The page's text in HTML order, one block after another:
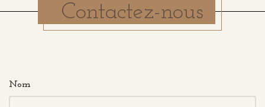
Contactez-nous
Nom